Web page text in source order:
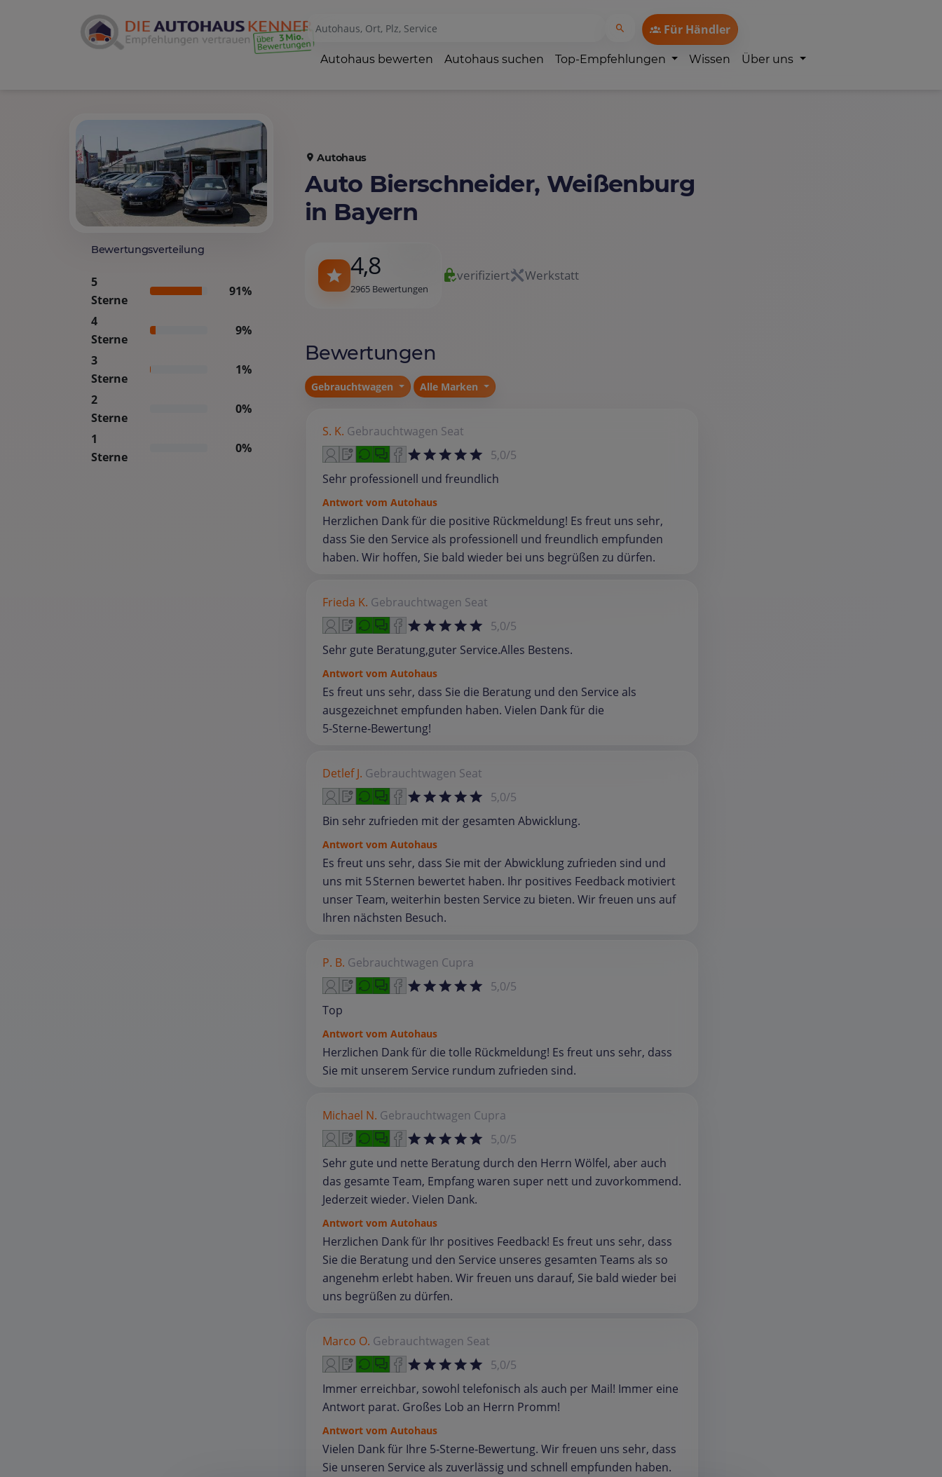
Für Händler
Autohaus bewerten Autohaus suchen Top-Empfehlungen Wissen Über uns
Bewertungsverteilung
5
Sterne
91%
4
Sterne
9%
3
Sterne
1%
2
Sterne
0%
1
Sterne
0%
Autohaus
Auto Bierschneider, Weißenburg
in Bayern
4,8
2965 Bewertungen
verifiziert Werkstatt
Bewertungen
Gebrauchtwagen Alle Marken
S. K. Gebrauchtwagen Seat
5,0/5
Sehr professionell und freundlich
Antwort vom Autohaus
Herzlichen Dank für die positive Rückmeldung! Es freut uns sehr,
dass Sie den Service als professionell und freundlich empfunden
haben. Wir hoffen, Sie bald wieder bei uns begrüßen zu dürfen.
Frieda K. Gebrauchtwagen Seat
5,0/5
Sehr gute Beratung,guter Service.Alles Bestens.
Antwort vom Autohaus
Es freut uns sehr, dass Sie die Beratung und den Service als
ausgezeichnet empfunden haben. Vielen Dank für die
5‑Sterne‑Bewertung!
Detlef J. Gebrauchtwagen Seat
5,0/5
Bin sehr zufrieden mit der gesamten Abwicklung.
Antwort vom Autohaus
Es freut uns sehr, dass Sie mit der Abwicklung zufrieden sind und
uns mit 5 Sternen bewertet haben. Ihr positives Feedback motiviert
unser Team, weiterhin besten Service zu bieten. Wir freuen uns auf
Ihren nächsten Besuch.
P. B. Gebrauchtwagen Cupra
5,0/5
Top
Antwort vom Autohaus
Herzlichen Dank für die tolle Rückmeldung! Es freut uns sehr, dass
Sie mit unserem Service rundum zufrieden sind.
Michael N. Gebrauchtwagen Cupra
5,0/5
Sehr gute und nette Beratung durch den Herrn Wölfel, aber auch
das gesamte Team, Empfang waren super nett und zuvorkommend.
Jederzeit wieder. Vielen Dank.
Antwort vom Autohaus
Herzlichen Dank für Ihr positives Feedback! Es freut uns sehr, dass
Sie die Beratung und den Service unseres gesamten Teams als so
angenehm erlebt haben. Wir freuen uns darauf, Sie bald wieder bei
uns begrüßen zu dürfen.
Marco O. Gebrauchtwagen Seat
5,0/5
Immer erreichbar, sowohl telefonisch als auch per Mail! Immer eine
Antwort parat. Großes Lob an Herrn Promm!
Antwort vom Autohaus
Vielen Dank für Ihre 5‑Sterne‑Bewertung. Wir freuen uns sehr, dass
Sie unseren Service als zuverlässig und schnell empfunden haben.